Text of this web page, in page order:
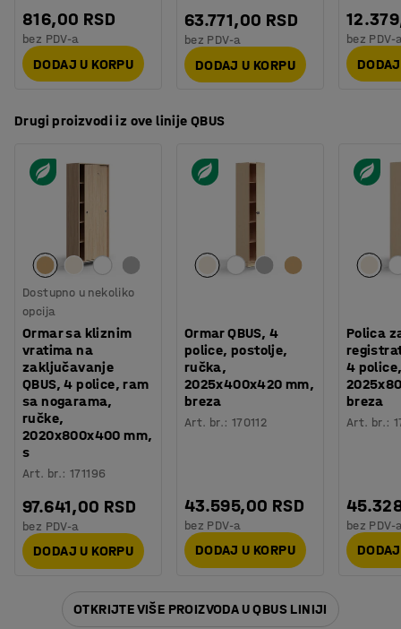
dodavanje više prostora za skladištenje ako je potrebno.
Sve ovo će pomoći da vaš radni dan bude efikasniji!
816,00 RSD
bez PDV-a
DODAJ U KORPU
63.771,00 RSD
bez PDV-a
DODAJ U KORPU
bez PDV-
Drugi proizvodi iz ove linije QBUS
Dostupno u nekoliko
opcija
Ormar sa kliznim
vratima na
zaključavanje
QBUS, 4 police, ram
sa nogarama,
ručke,
2020x800x400 mm,
s
Art. br.:171196
97.641,00 RSD
bez PDV-a
DODAJ U KORPU
Ormar QBUS, 4
police, postolje,
ručka,
2025x400x420 mm,
breza
Art. br.: 170112
43.595,00 RSD
bez PDV-a
DODAJ U KORPU
Polica
4
breza
Art. br.:
bez PDV-
OTKRIJTE VIŠE PROIZVODA U QBUS LINIJI